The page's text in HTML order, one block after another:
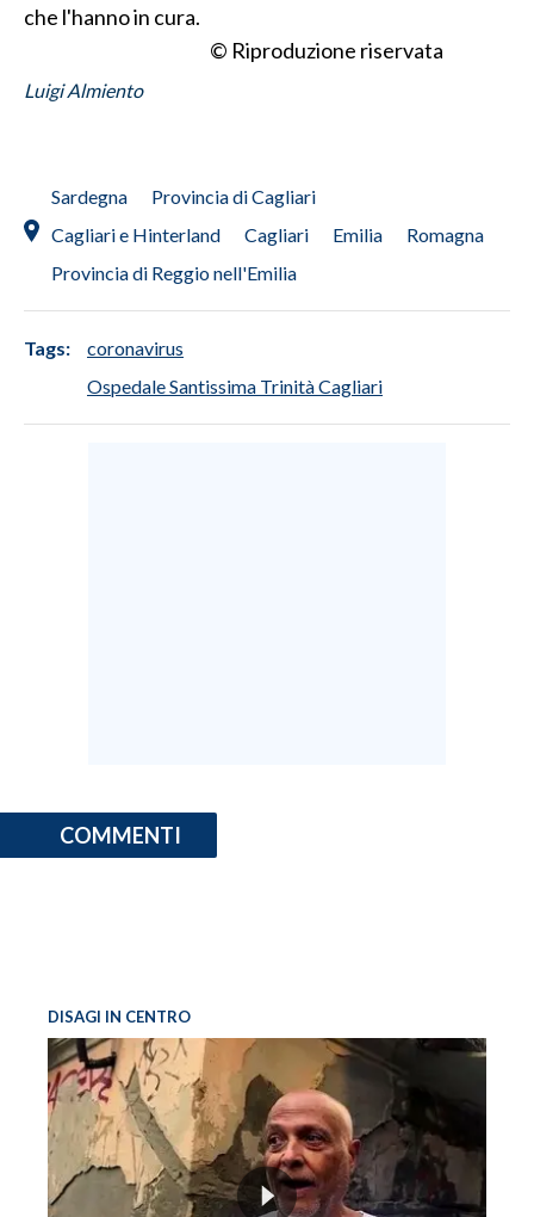
che l'hanno in cura.
© Riproduzione riservata
Luigi Almiento
Sardegna
Provincia di Cagliari
Cagliari e Hinterland
Cagliari Emilia
Romagna
Provincia di Reggio nell'Emilia
Tags:
coronavirus
Ospedale Santissima Trinità Cagliari
COMMENTI
DISAGI IN CENTRO